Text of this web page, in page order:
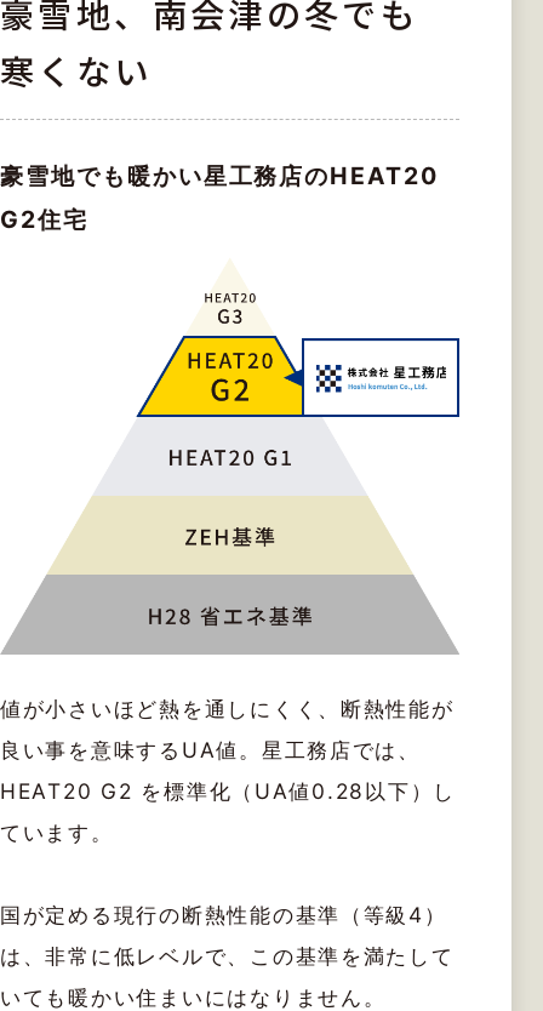
豪雪地、南会津の冬でも
寒くない
豪雪地でも暖かい星工務店のHEAT20
G2住宅
値が小さいほど熱を通しにくく、断熱性能が
良い事を意味するUA値。星工務店では、
HEAT20 G2 を標準化（UA値0.28以下）し
ています。
国が定める現行の断熱性能の基準（等級4）
は、非常に低レベルで、この基準を満たして
いても暖かい住まいにはなりません。